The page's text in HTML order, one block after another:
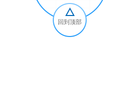
回到顶部